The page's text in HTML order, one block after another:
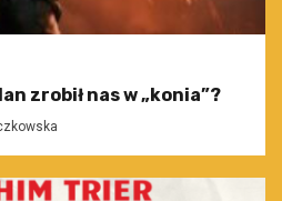
zrobił nas w „konia”?